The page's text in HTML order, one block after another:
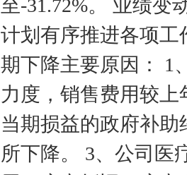
至-31.72%。 业绩变
计划有序推进各项
期下降主要原因： 1
力度，销售费用较
当期损益的政府补助
所下降。 3、公司医